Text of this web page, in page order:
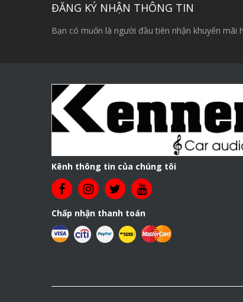
ĐĂNG KÝ NHẬN THÔNG TIN
Bạn có muốn là người đầu tiên nhận khuyến mãi
Kênh thông tin của chúng tôi
Chấp nhận thanh toán